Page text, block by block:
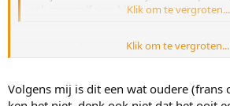
ook maar zelf naar blijven zoeken?
Klik om te vergroten...
http://v3.espacenet.com/textdoc?DB=EPOD
langzaam aan wat meer te begrijp van het
Klik om te vergroten...
Volgens mij is dit een wat oudere (frans